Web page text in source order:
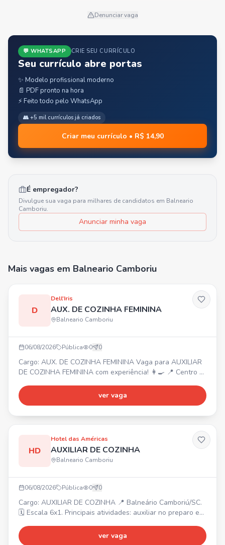
Denunciar vaga
💬 WHATSAPP CRIE SEU CURRÍCULO
Seu currículo abre portas
✨ Modelo profissional moderno
📄 PDF pronto na hora
⚡ Feito todo pelo WhatsApp
👥 +5 mil currículos já criados
Criar meu currículo • R$ 14,90
É empregador?
Divulgue sua vaga para milhares de candidatos em Balneario
Camboriu.
Anunciar minha vaga
Mais vagas em Balneario Camboriu
D
Dell'Iris
AUX. DE COZINHA FEMININA
Balneario Camboriu
06/08/2026 Pública 0 0
Cargo: AUX. DE COZINHA FEMININA Vaga para AUXILIAR
DE COZINHA FEMININA com experiência! 👩‍🍳 📍 Centro -
almoço) de segunda a sábado. Funções: Auxiliar na
produção e montagem das marmitas, organização e
ver vaga
HD
Hotel das Américas
AUXILIAR DE COZINHA
Balneario Camboriu
06/08/2026 Pública 0 0
Cargo: AUXILIAR DE COZINHA 📍 Balneário Camboriú/SC.
🗓️ Escala 6x1. Principais atividades: auxiliar no preparo e
ingredientes, apoiar a equipe de cozinha, manter a limpeza
e organização. ✅ Requisitos: experiência será um
ver vaga